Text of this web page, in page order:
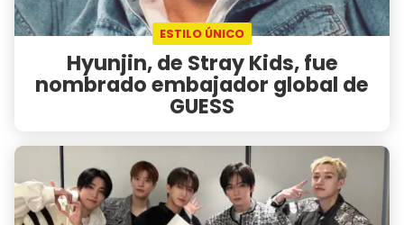
ESTILO ÚNICO
Hyunjin, de Stray Kids, fue
nombrado embajador global de
GUESS